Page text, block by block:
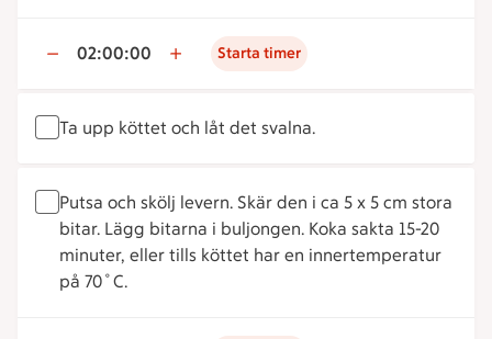
02:00:00 Starta timer
Ta upp köttet och låt det svalna.
Putsa och skölj levern. Skär den i ca 5 x 5 cm stora
bitar. Lägg bitarna i buljongen. Koka sakta 15-20
minuter, eller tills köttet har en innertemperatur
på 70˚C.